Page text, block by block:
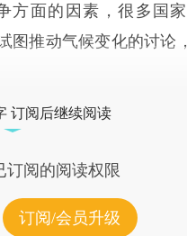
方面的因素，很多国
图推动气候变化的讨论
订阅后继续阅读
阅的阅读权限
订阅/会员升级